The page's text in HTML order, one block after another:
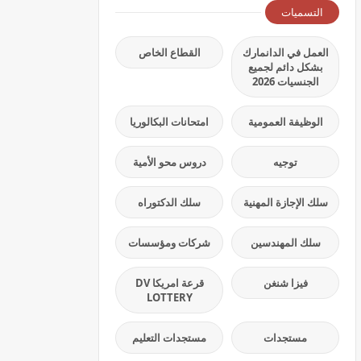
التسميات
العمل في الدانمارك
بشكل دائم لجميع
الجنسيات 2026
القطاع الخاص
الوظيفة العمومية امتحانات البكالوريا
توجيه دروس محو الأمية
سلك الإجازة المهنية سلك الدكتوراه
سلك المهندسين شركات ومؤسسات
فيزا شنغن
قرعة امريكا DV
LOTTERY
مستجدات مستجدات التعليم